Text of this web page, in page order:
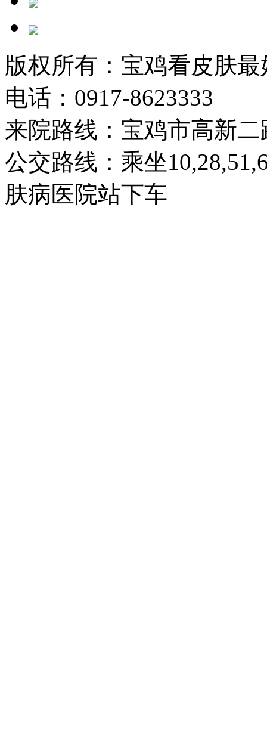
版权所有：宝鸡看皮肤
电话：0917-8623333
来院路线：宝鸡市高新二
公交路线：乘坐
肤病医院站下车